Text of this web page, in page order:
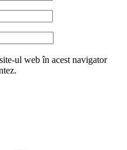
ul web în acest navigator